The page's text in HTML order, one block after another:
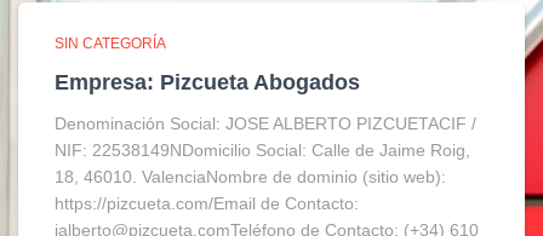
SIN CATEGORÍA
Empresa: Pizcueta Abogados
Denominación Social: JOSE ALBERTO PIZCUETACIF /
NIF: 22538149NDomicilio Social: Calle de Jaime Roig,
18, 46010. ValenciaNombre de dominio (sitio web):
https://pizcueta.com/Email de Contacto:
jalberto@pizcueta.comTeléfono de Contacto: (+34) 610